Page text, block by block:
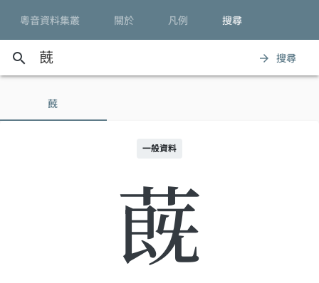
粵音資料集叢 關於 凡例 搜尋
search arrow_forward 搜尋
蔇
一般資料
蔇